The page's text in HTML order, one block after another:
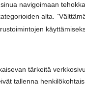
navigoimaan
alta.
tärkeitä
tallenna
Sun Sauna Oy,